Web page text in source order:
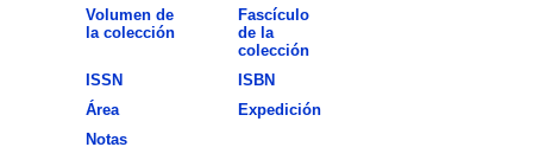
Volumen de
la colección
Fascículo
de la
colección
ISSN
ISBN
Área
Expedición
Notas